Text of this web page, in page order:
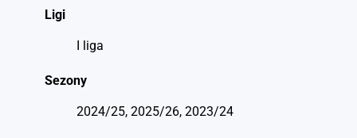
Ligi
I liga
Sezony
2024/25, 2025/26, 2023/24